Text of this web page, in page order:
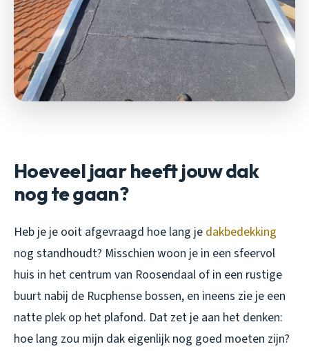
Hoeveel jaar heeft jouw dak
nog te gaan?
Heb je je ooit afgevraagd hoe lang je dakbedekking
nog standhoudt? Misschien woon je in een sfeervol
huis in het centrum van Roosendaal of in een rustige
buurt nabij de Rucphense bossen, en ineens zie je een
natte plek op het plafond. Dat zet je aan het denken:
hoe lang zou mijn dak eigenlijk nog goed moeten zijn?